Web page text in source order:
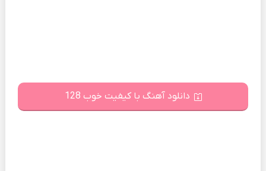
دانلود آهنگ با کیفیت خوب 128